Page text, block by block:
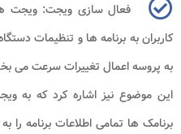
فعال سازی ویجت: ویجت
کاربران به برنامه ها و تنظیمات
به پروسه اعمال تغییرات سرعت می
این موضوع نیز اشاره کرد که به
برنامک ها تمامی اطلاعات برنامه